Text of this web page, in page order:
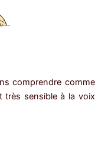
comprendre comme
très sensible à la voix